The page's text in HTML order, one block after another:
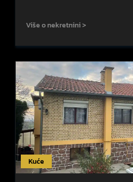
Više o nekretnini >
Kuće